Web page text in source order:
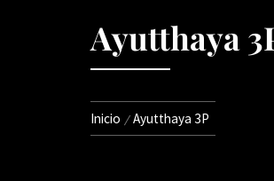
Ayutthaya
Inicio Ayutthaya 3P